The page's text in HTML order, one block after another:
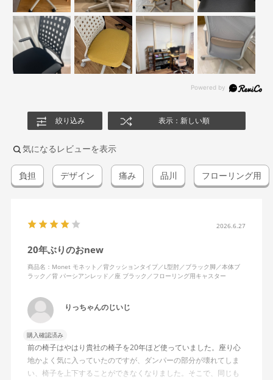
絞り込み 表示：新しい順
気になるレビューを表示
負担 デザイン 痛み 品川 フローリング用
2026.6.27
20年ぶりのおnew
商品名：Monet モネット／背クッションタイプ／L型肘／ブラック脚／本体ブ
ラック／背 パーシアンレッド／座 ブラック／フローリング用キャスター
りっちゃんのじいじ
購入確認済み
前の椅子はやはり貴社の椅子を20年ほど使っていました。座り心
地かよく気に入っていたのですが、ダンパーの部分が壊れてしま
い、椅子を上下することができなくなりました。そこで、同じも